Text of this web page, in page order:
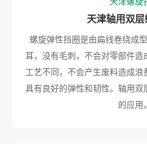
天津轴用双层
螺旋弹性挡圈是由扁线卷绕成
耳，没有毛刺，不会对零部件
工艺不同，不会产生废料造成浪
具有良好的弹性和韧性。轴用
的应用。